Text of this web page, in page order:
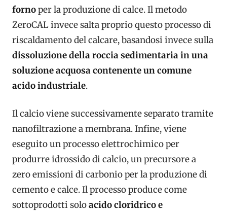
fornoper la produzione di calce. Il metodo
ZeroCAL invece salta proprio questo processo di
riscaldamento del calcare, basandosi invece sulla
dissoluzione della roccia sedimentaria in una
soluzione acquosa contenente un comune
acido industriale.
Il calcio viene successivamente separato tramite
nanofiltrazione a membrana. Infine, viene
eseguito un processo elettrochimico per
produrre idrossido di calcio, un precursore a
zero emissioni di carbonio per la produzione di
cemento e calce. Il processo produce come
sottoprodotti soloacido cloridrico e